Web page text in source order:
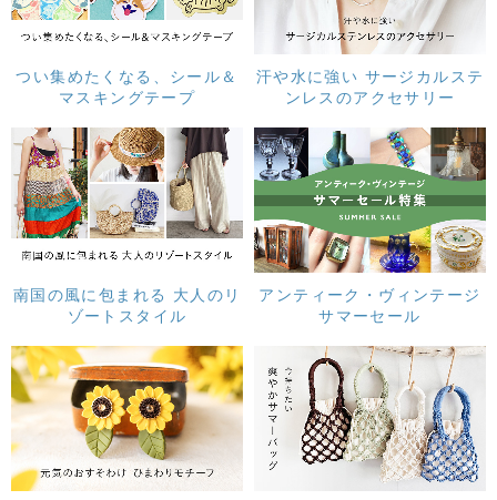
つい集めたくなる、シール＆
マスキングテープ
汗や水に強い サージカルステ
ンレスのアクセサリー
南国の風に包まれる 大人のリ
ゾートスタイル
アンティーク・ヴィンテージ
サマーセール